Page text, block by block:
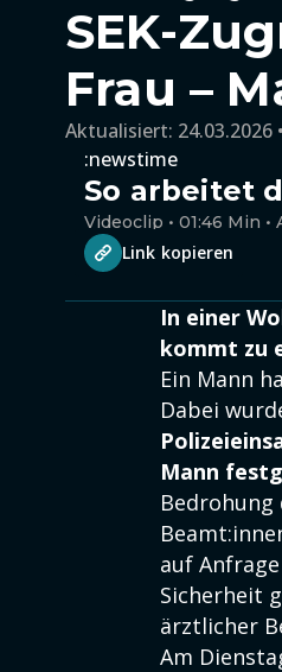
SEK-
Frau –
Aktualisiert: 24.03.2026
:newstime
So arbeitet
Videoclip • 01:46 Min •
Link kopieren
In einer
kommt zu
Ein Mann
Dabei
Mann
auf
Sicherheit
ärztlicher
Am